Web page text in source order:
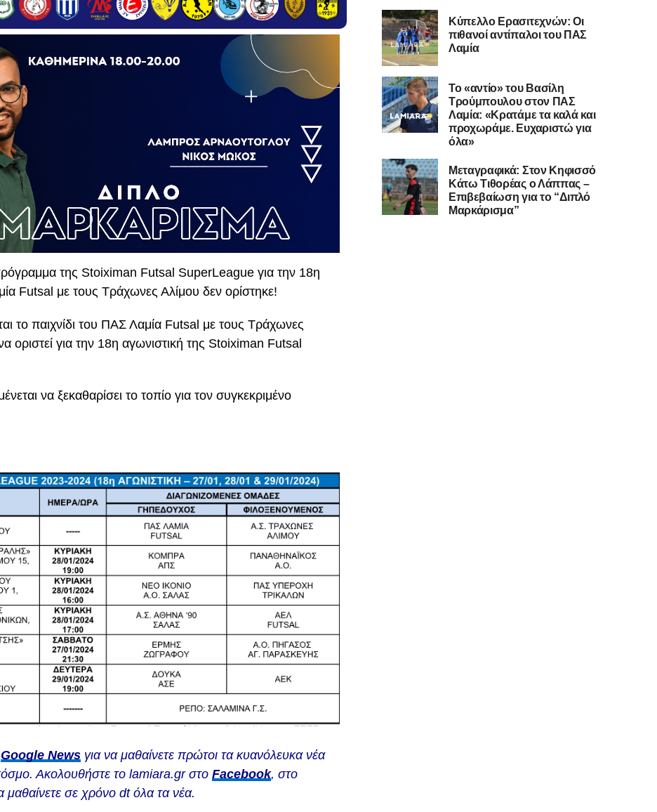
της Stoiximan Futsal SuperLeague για την 18η
Futsal με τους Τράχωνες Αλίμου δεν ορίστηκε!
το παιχνίδι του ΠΑΣ Λαμία Futsal με τους Τράχωνες
οριστεί για την 18η αγωνιστική της Stoiximan Futsal
να ξεκαθαρίσει το τοπίο για τον συγκεκριμένο
Google News για να μαθαίνετε πρώτοι τα κυανόλευκα νέα
Ακολουθήστε το lamiara.gr στο Facebook, στο
μαθαίνετε σε χρόνο dt όλα τα νέα.
Κύπελλο Ερασιτεχνών: Οι
πιθανοί αντίπαλοι του ΠΑΣ
Λαμία
Το «αντίο» του Βασίλη
Τρούμπουλου στον ΠΑΣ
Λαμία: «Κρατάμε τα καλά και
προχωράμε. Ευχαριστώ για
όλα»
Μεταγραφικά: Στον Κηφισσό
Κάτω Τιθορέας ο Λάππας –
Επιβεβαίωση για το “Διπλό
Μαρκάρισμα”